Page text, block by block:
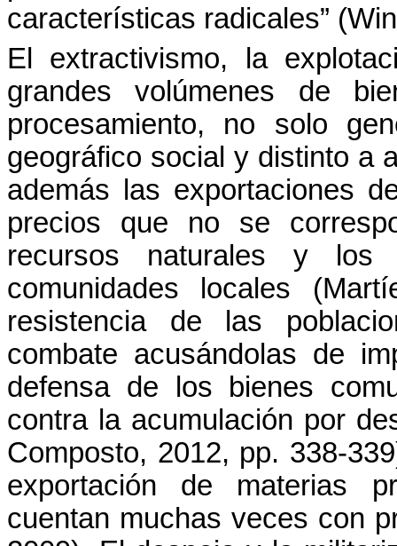
características radicales”
El extractivismo, la
grandes volúmenes de
procesamiento, no solo
geográfico social y distinto a
además las exportaciones
precios que no se
recursos naturales y
comunidades locales
resistencia de las
combate acusándolas de
defensa de los bienes
contra la acumulación por
Composto, 2012, pp. 338-
exportación de materias
cuentan muchas veces con